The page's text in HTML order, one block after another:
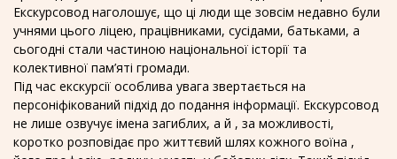
Екскурсовод наголошує, що ці люди ще зовсім недавно були
учнями цього ліцею, працівниками, сусідами, батьками, а
сьогодні стали частиною національної історії та
колективної пам’яті громади.
Під час екскурсії особлива увага звертається на
персоніфікований підхід до подання інформації. Екскурсовод
не лише озвучує імена загиблих, а й , за можливості,
коротко розповідає про життєвий шлях кожного воїна ,